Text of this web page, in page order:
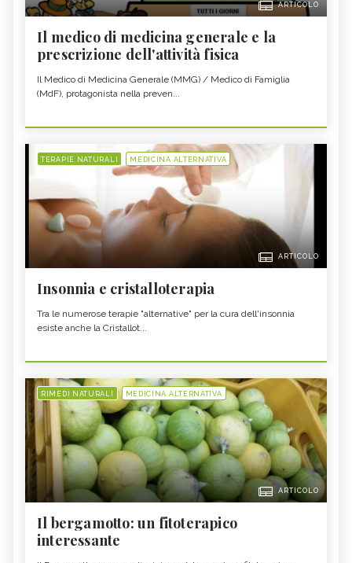
ARTICOLO
Il medico di medicina generale e la
prescrizione dell'attività fisica
Il Medico di Medicina Generale (MMG) / Medico di Famiglia
(MdF), protagonista nella preven...
TERAPIE NATURALI MEDICINA ALTERNATIVA
ARTICOLO
Insonnia e cristalloterapia
Tra le numerose terapie "alternative" per la cura dell'insonnia
esiste anche la Cristallot...
RIMEDI NATURALI MEDICINA ALTERNATIVA
ARTICOLO
Il bergamotto: un fitoterapico
interessante